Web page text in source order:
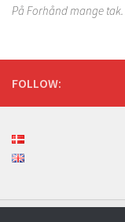
På Forhånd mange tak.
FOLLOW: